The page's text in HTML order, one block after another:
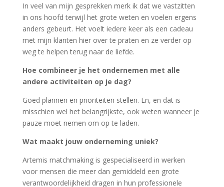
In veel van mijn gesprekken merk ik dat we vastzitten
in ons hoofd terwijl het grote weten en voelen ergens
anders gebeurt. Het voelt iedere keer als een cadeau
met mijn klanten hier over te praten en ze verder op
weg te helpen terug naar de liefde.
Hoe combineer je het ondernemen met alle
andere activiteiten op je dag?
Goed plannen en prioriteiten stellen. En, en dat is
misschien wel het belangrijkste, ook weten wanneer je
pauze moet nemen om op te laden.
Wat maakt jouw onderneming uniek?
Artemis matchmaking is gespecialiseerd in werken
voor mensen die meer dan gemiddeld een grote
verantwoordelijkheid dragen in hun professionele